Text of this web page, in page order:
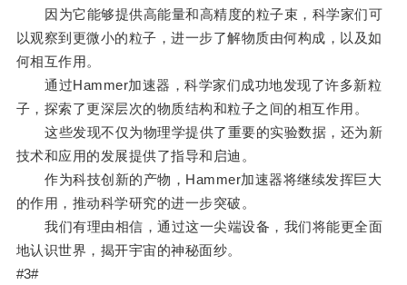
因为它能够提供高能量和高精度的粒子束，科学家们可
以观察到更微小的粒子，进一步了解物质由何构成，以及如
何相互作用。
通过Hammer加速器，科学家们成功地发现了许多新粒
子，探索了更深层次的物质结构和粒子之间的相互作用。
这些发现不仅为物理学提供了重要的实验数据，还为新
技术和应用的发展提供了指导和启迪。
作为科技创新的产物，Hammer加速器将继续发挥巨大
的作用，推动科学研究的进一步突破。
我们有理由相信，通过这一尖端设备，我们将能更全面
地认识世界，揭开宇宙的神秘面纱。
#3#